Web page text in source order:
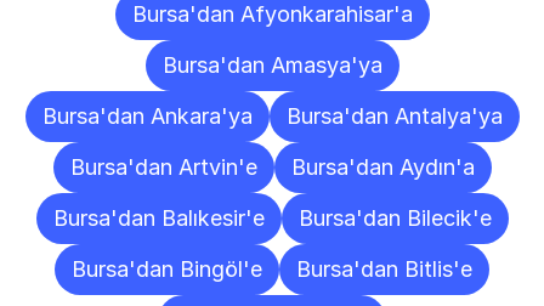
Bursa'dan Afyonkarahisar'a
Bursa'dan Amasya'ya
Bursa'dan Ankara'ya
Bursa'dan Antalya'ya
Bursa'dan Artvin'e
Bursa'dan Aydın'a
Bursa'dan Balıkesir'e
Bursa'dan Bilecik'e
Bursa'dan Bingöl'e
Bursa'dan Bitlis'e